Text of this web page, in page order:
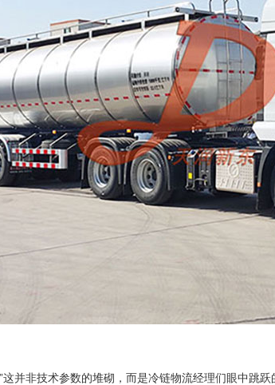
非技术参数的堆砌，而是冷链物流经理们眼中跳跃